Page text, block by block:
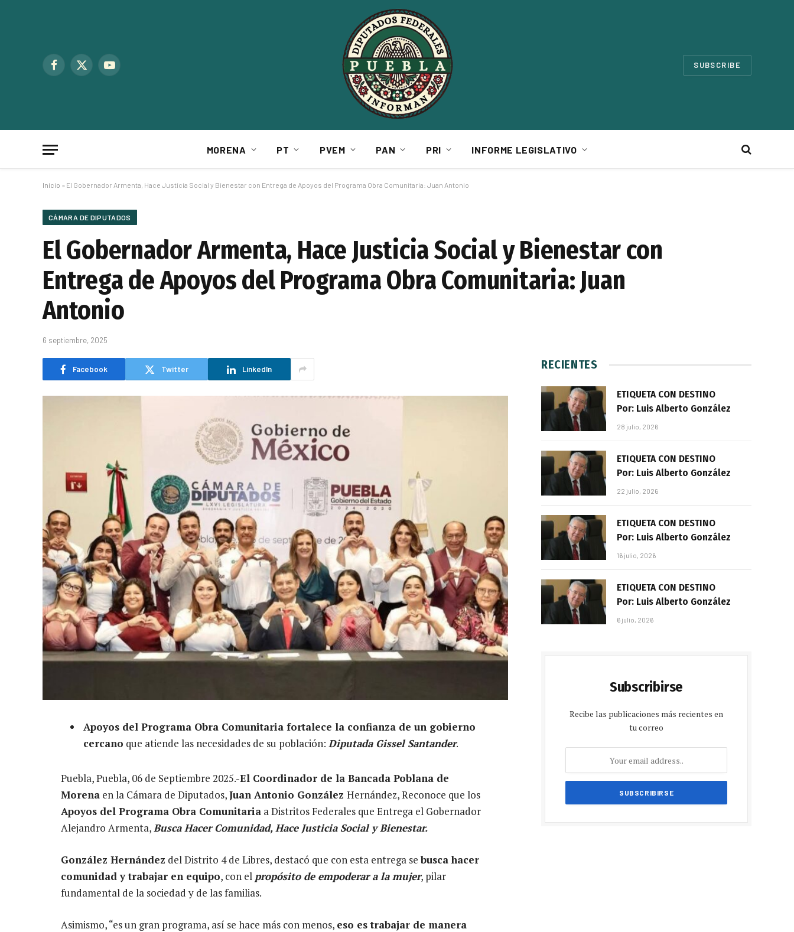
Facebook
X
YouTube SUBSCRIBE
MORENA PT PVEM PAN PRI INFORME LEGISLATIVO
Inicio » El Gobernador Armenta, Hace Justicia Social y Bienestar con Entrega de Apoyos del Programa Obra Comunitaria: Juan Antonio
CÁMARA DE DIPUTADOS
El Gobernador Armenta, Hace Justicia Social y Bienestar con
Entrega de Apoyos del Programa Obra Comunitaria: Juan
Antonio
6 septiembre, 2025
Facebook Twitter LinkedIn
Apoyos del Programa Obra Comunitaria fortalece la confianza de un gobierno
cercano que atiende las necesidades de su población: Diputada Gissel Santander.
Puebla, Puebla, 06 de Septiembre 2025.-El Coordinador de la Bancada Poblana de
Morena en la Cámara de Diputados,Juan Antonio González Hernández, Reconoce que los
Apoyos del Programa Obra Comunitaria a Distritos Federales que Entrega el Gobernador
Alejandro Armenta, Busca Hacer Comunidad, Hace Justicia Social y Bienestar.
González Hernández del Distrito 4 de Libres, destacó que con esta entrega sebusca hacer
comunidad y trabajar en equipo, con el propósito de empoderar a la mujer, pilar
fundamental de la sociedad y de las familias.
Asimismo, “es un gran programa, así se hace más con menos, eso es trabajar de manera
RECIENTES
ETIQUETA CON DESTINO
Por: Luis Alberto González
28 julio, 2026
ETIQUETA CON DESTINO
Por: Luis Alberto González
22 julio, 2026
ETIQUETA CON DESTINO
Por: Luis Alberto González
16 julio, 2026
ETIQUETA CON DESTINO
Por: Luis Alberto González
6 julio, 2026
Subscribirse
Recibe las publicaciones más recientes en
tu correo